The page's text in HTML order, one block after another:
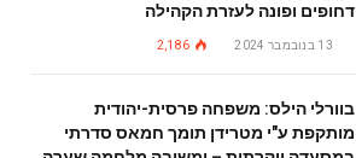
דחופים ופונה לעזרת הקהילה
13 בנובמבר 2024 2,186
בוורלי הילס: משפחה פרסית-יהודית
מותקפת ע"י מטרידן תומך חמאס סדרתי